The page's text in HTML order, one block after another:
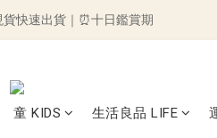
快速出貨｜⏰十日鑑賞期
快速出貨｜⏰十日鑑賞期
童 KIDS 生活良品 LIFE